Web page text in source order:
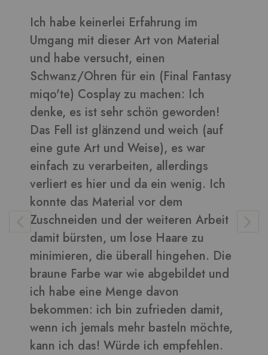
Ich habe keinerlei Erfahrung im
Umgang mit dieser Art von Material
und habe versucht, einen
Schwanz/Ohren für ein (Final Fantasy
miqo'te) Cosplay zu machen: Ich
denke, es ist sehr schön geworden!
Das Fell ist glänzend und weich (auf
eine gute Art und Weise), es war
einfach zu verarbeiten, allerdings
verliert es hier und da ein wenig. Ich
konnte das Material vor dem
Zuschneiden und der weiteren Arbeit
damit bürsten, um lose Haare zu
minimieren, die überall hingehen. Die
braune Farbe war wie abgebildet und
ich habe eine Menge davon
bekommen: ich bin zufrieden damit,
wenn ich jemals mehr basteln möchte,
kann ich das! Würde ich empfehlen.